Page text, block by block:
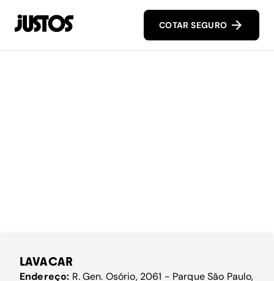
COTAR SEGURO
LAVACAR
Endereço: R. Gen. Osório, 2061 - Parque São Paulo,